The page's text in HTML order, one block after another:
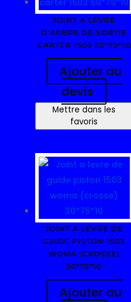
JOINT A LEVRE
D’ARBRE DE SORTIE
CARTER 1503 50*70*10
Ajouter au
devis
Mettre dans les
favoris
JOINT A LEVRE DE
GUIDE PISTON 1503
WOMA (CROSSE)
30*75*10
Ajouter au